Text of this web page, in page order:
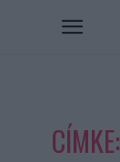
CÍMKE: